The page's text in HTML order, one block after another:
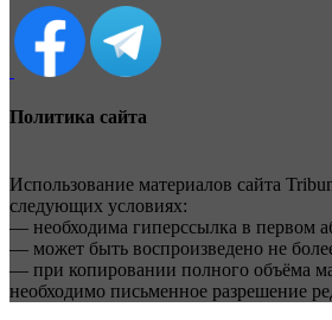
Политика сайта
Использование материалов сайта
следующих условиях:
— необходима гиперссылка в первом
— может быть воспроизведено не
— при копировании полного объёма
необходимо письменное разрешение